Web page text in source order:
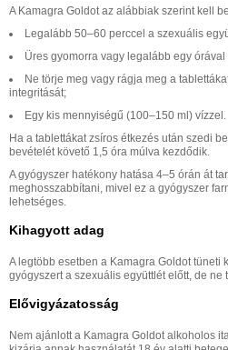
A Kamagra Goldot az alábbiak szerint kell
Legalább 50–60 perccel a szexuális
Üres gyomorra vagy legalább egy órával
Ne törje meg vagy rágja meg a
integritását;
Egy kis mennyiségű (100–150 ml) vízzel.
Ha a tablettákat zsíros étkezés után szedi
bevételét követő 1,5 óra múlva kezdődik.
A gyógyszer hatékony hatása 4–5 órán át
meghosszabbítani, mivel ez a gyógyszer
lehetséges.
Kihagyott adag
A legtöbb esetben a Kamagra Goldot tüneti
gyógyszert a szexuális együttlét előtt, de ne
Elővigyázatosság
Nem ajánlott a Kamagra Goldot alkoholos